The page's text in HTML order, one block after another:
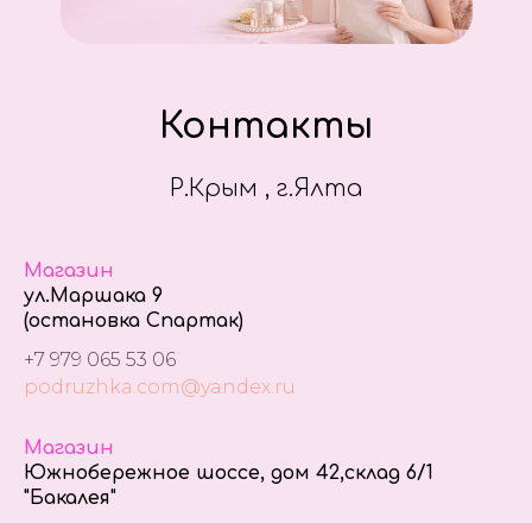
Контакты
Р.Крым , г.Ялта
Магазин
ул.Маршака 9
(остановка Спартак)
+7 979 065 53 06
podruzhka.com@yandex.ru
Магазин
Южнобережное шоссе, дом 42,склад 6/1
"Бакалея"